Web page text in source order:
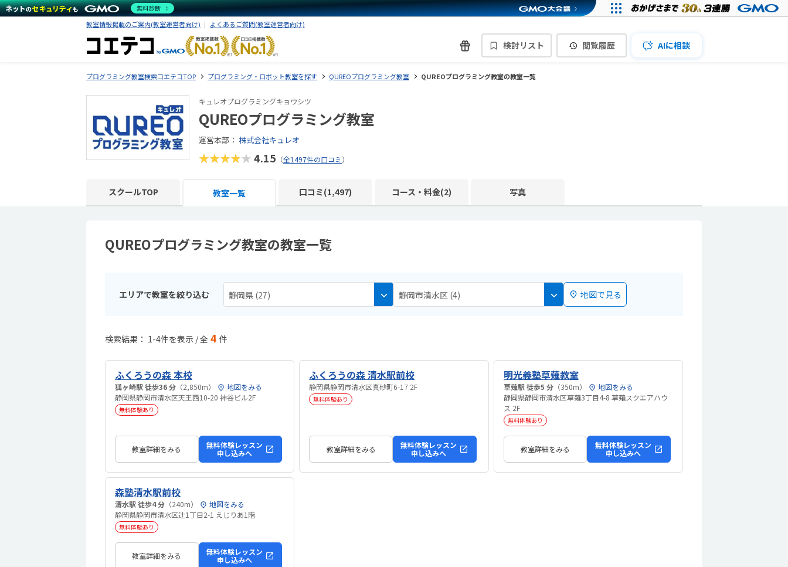
教室情報掲載のご案内(教室運営者向け) よくあるご質問(教室運営者向け)
検討リスト 閲覧履歴 AIに相談
プログラミング教室検索コエテコTOP プログラミング・ロボット教室を探す QUREOプログラミング教室 QUREOプログラミング教室の教室一覧
キュレオプログラミングキョウシツ
QUREOプログラミング教室
運営本部： 株式会社キュレオ
★★★★★4.15 （全1497件の口コミ）
スクールTOP 教室一覧 口コミ(1,497) コース・料金(2) 写真
QUREOプログラミング教室の教室一覧
エリアで教室を絞り込む 静岡県 (27) 静岡市清水区 (4) 地図で見る
検索結果： 1-4件を表示 / 全 4 件
ふくろうの森 本校
狐ヶ崎駅 徒歩36 分 （2,850m）
地図をみる
静岡県静岡市清水区天王西10-20 神谷ビル2F
無料体験あり
教室詳細をみる
無料体験レッスン
申し込みへ
ふくろうの森 清水駅前校
静岡県静岡市清水区真砂町6-17 2F
無料体験あり
教室詳細をみる
無料体験レッスン
申し込みへ
明光義塾草薙教室
草薙駅 徒歩5 分（350m）
地図をみる
静岡県静岡市清水区草薙3丁目4-8 草薙スクエアハウ
ス 2F
無料体験あり
教室詳細をみる
無料体験レッスン
申し込みへ
森塾清水駅前校
清水駅 徒歩4 分 （240m）
地図をみる
静岡県静岡市清水区辻1丁目2-1 えじりあ1階
無料体験あり
教室詳細をみる
無料体験レッスン
申し込みへ
無料診断